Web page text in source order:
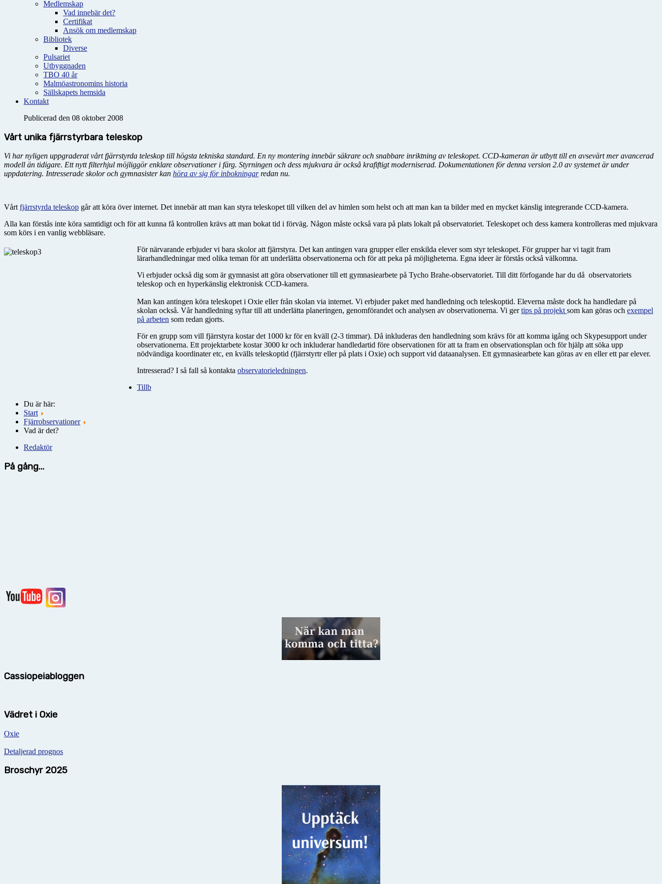
Medlemskap
Vad innebär det?
Certifikat
Ansök om medlemskap
Bibliotek
Diverse
Pulsariet
Utbyggnaden
TBO 40 år
Malmöastronomins historia
Sällskapets hemsida
Kontakt
Publicerad den 08 oktober 2008
Vårt unika fjärrstyrbara teleskop
Vi har nyligen uppgraderat vårt fjärrstyrda teleskop till högsta tekniska standard. En ny montering innebär säkrare och snabbare inriktning av teleskopet. CCD-kameran är utbytt till en avsevärt mer avancerad
modell än tidigare. Ett nytt filterhjul möjliggör enklare observationer i färg. Styrningen och dess mjukvara är också krafiftigt moderniserad. Dokumentationen för denna version 2.0 av systemet är under
uppdatering. Intresserade skolor och gymnasister kan höra av sig för inbokningarredan nu.
Vårtfjärrstyrda teleskop går att köra över internet. Det innebär att man kan styra teleskopet till vilken del av himlen som helst och att man kan ta bilder med en mycket känslig integrerande CCD-kamera.
Alla kan förstås inte köra samtidigt och för att kunna få kontrollen krävs att man bokat tid i förväg. Någon måste också vara på plats lokalt på observatoriet. Teleskopet och dess kamera kontrolleras med mjukvara
som körs i en vanlig webbläsare.
För närvarande erbjuder vi bara skolor att fjärrstyra. Det kan antingen vara grupper eller enskilda elever som styr teleskopet. För grupper har vi tagit fram
lärarhandledningar med olika teman för att underlätta observationerna och för att peka på möjligheterna. Egna ideer är förstås också välkomna.
Vi erbjuder också dig som är gymnasist att göra observationer till ett gymnasiearbete på Tycho Brahe-observatoriet. Till ditt förfogande har du då observatoriets
teleskop och en hyperkänslig elektronisk CCD-kamera.
Man kan antingen köra teleskopet i Oxie eller från skolan via internet. Vi erbjuder paket med handledning och teleskoptid. Eleverna måste dock ha handledare på
skolan också. Vår handledning syftar till att underlätta planeringen, genomförandet och analysen av observationerna. Vi gertips på projektsom kan göras och exempel
på arbeten som redan gjorts.
För en grupp som vill fjärrstyra kostar det 1000 kr för en kväll (2-3 timmar). Då inkluderas den handledning som krävs för att komma igång och Skypesupport under
observationerna. Ett projektarbete kostar 3000 kr och inkluderar handledartid före observationen för att ta fram en observationsplan och för hjälp att söka upp
nödvändiga koordinater etc, en kvälls teleskoptid (fjärrstyrtr eller på plats i Oxie) och support vid dataanalysen. Ett gymnasiearbete kan göras av en eller ett par elever.
Intresserad? I så fall så kontakta observatorieledningen.
Tillb
Du är här:
Start
Fjärrobservationer
Vad är det?
Redaktör
På gång...
Cassiopeiabloggen
Vädret i Oxie
Oxie
Detaljerad prognos
Broschyr 2025